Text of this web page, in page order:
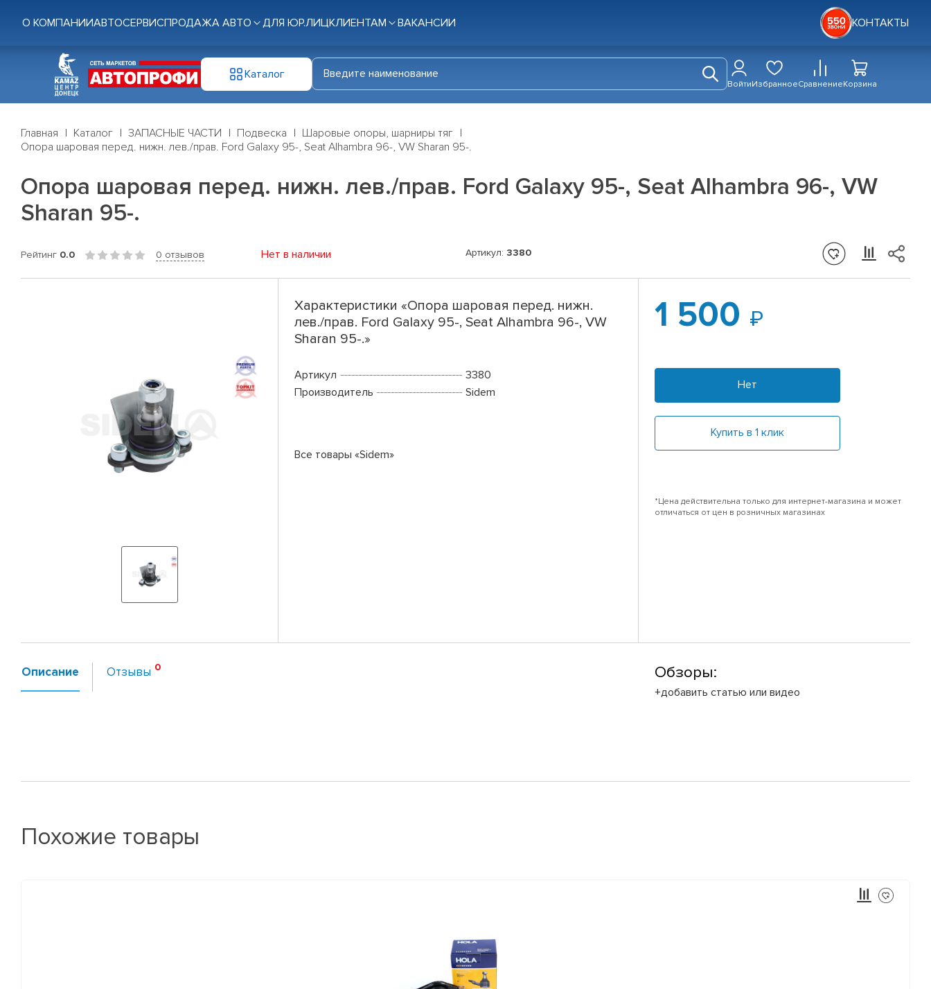
О КОМПАНИИАВТОСЕРВИСПРОДАЖА АВТО ДЛЯ ЮР.ЛИЦКЛИЕНТАМ ВАКАНСИИ КОНТАКТЫ
Каталог
ВойтиИзбранноеСравнениеКорзина
Главная Каталог ЗАПАСНЫЕ ЧАСТИ Подвеска
Шаровые опоры, шарниры тяг
Опора шаровая перед. нижн. лев./прав. Ford Galaxy 95-, Seat Alhambra 96-, VW Sharan 95-.
Опора шаровая перед. нижн. лев./прав. Ford Galaxy 95-, Seat Alhambra 96-, VW
Sharan 95-.
Рейтинг 0.0 0 отзывов Нет в наличии Артикул: 3380
Характеристики «Опора шаровая перед. нижн.
лев./прав. Ford Galaxy 95-, Seat Alhambra 96-, VW
Sharan 95-.»
Артикул
3380
Производитель
Sidem
Все товары «Sidem»
1 500
Нет
Купить в 1 клик
*Цена действительна только для интернет-магазина и может
отличаться от цен в розничных магазинах
Описание Отзывы Обзоры:
+добавить статью или видео
Похожие товары